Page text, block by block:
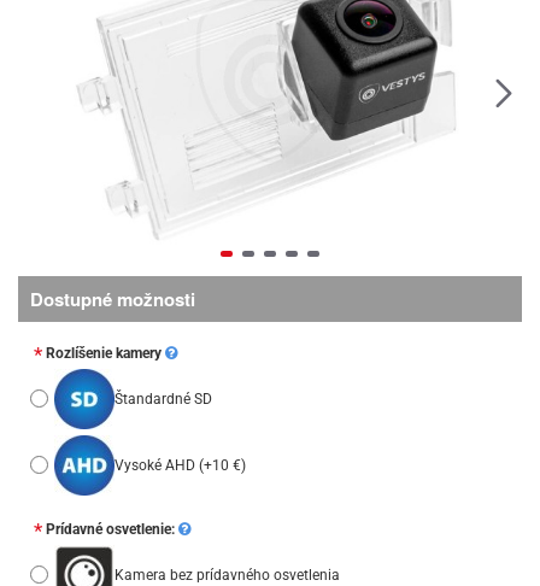
Dostupné možnosti
Rozlíšenie kamery
Štandardné SD
Vysoké AHD (+10 €)
Prídavné osvetlenie:
Kamera bez prídavného osvetlenia